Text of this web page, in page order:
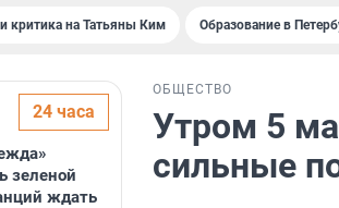
критика на Татьяны Ким Образование в
24 часа
зеленой
ждать
ОБЩЕСТВО
Утром 5
сильные